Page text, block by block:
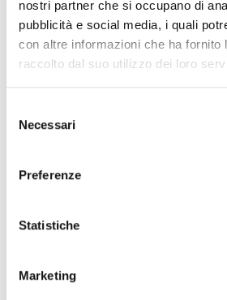
nostri partner che si occupano di
pubblicità e social media, i quali
con altre informazioni che ha fornito
raccolto dal suo utilizzo dei loro
delNecessari
Preferenze
Statistiche
Marketing